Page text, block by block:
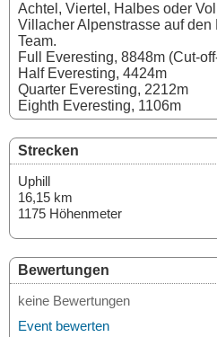
Achtel, Viertel, Halbes oder
Villacher Alpenstrasse auf
Team.
Full Everesting, 8848m (Cut-
Half Everesting, 4424m
Quarter Everesting, 2212m
Eighth Everesting, 1106m
Strecken
Uphill
16,15 km
1175 Höhenmeter
Bewertungen
keine Bewertungen
Event bewerten